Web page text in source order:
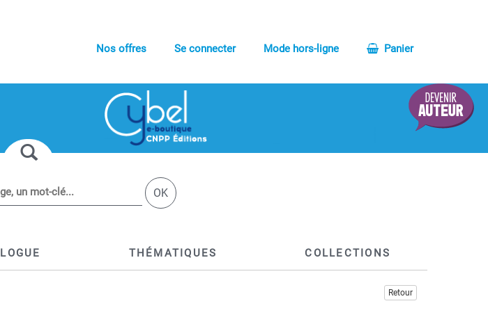
Nos offres Se connecter Mode hors-ligne Panier
OK
THÉMATIQUES COLLECTIONS
Retour